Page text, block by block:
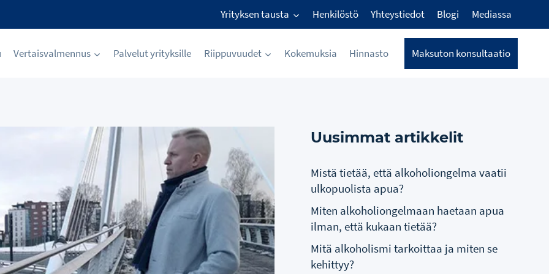
Yrityksen tausta Henkilöstö Yhteystiedot Blogi Mediassa
Vertaisvalmennus Palvelut yrityksille Riippuvuudet Kokemuksia Hinnasto Maksuton konsultaatio
Uusimmat artikkelit
Mistä tietää, että alkoholiongelma vaatii
ulkopuolista apua?
Miten alkoholiongelmaan haetaan apua
ilman, että kukaan tietää?
Mitä alkoholismi tarkoittaa ja miten se
kehittyy?